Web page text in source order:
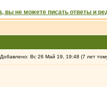
Добавлено: Вс 26 Май 19, 19:48 (7 лет